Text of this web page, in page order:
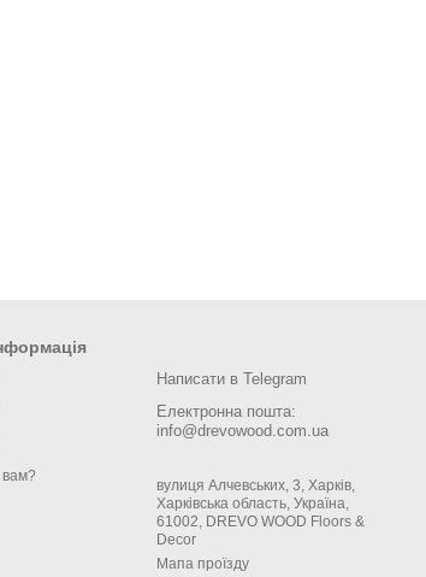
вам?
Написати в Telegram
Електронна пошта:
info@drevowood.com.ua
вулиця Алчевських, 3, Харків,
Харківська область, Україна,
61002, DREVO WOOD Floors &
Decor
Мапа проїзду